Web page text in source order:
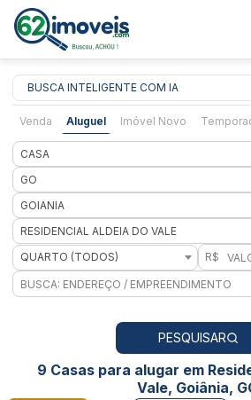
BUSCA INTELIGENTE COM IA
Venda Aluguel Imóvel Novo
CASA
GO
GOIANIA
RESIDENCIAL ALDEIA DO VALE
QUARTO (TODOS)
R$
PESQUISAR
9 Casas para alugar em
Vale, Goiânia,